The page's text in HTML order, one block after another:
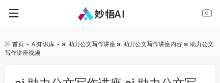
首页 • AI知识库 • ai 助力公文写作讲座 ai 助力公文写作讲座内容 ai 助力公文
写作讲座视频